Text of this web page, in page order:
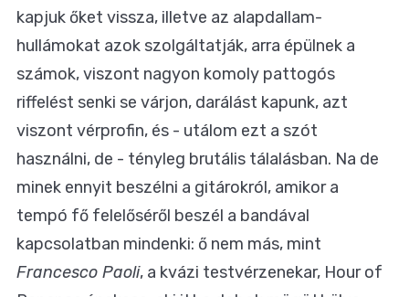
kapjuk őket vissza, illetve az alapdallam-
hullámokat azok szolgáltatják, arra épülnek a
számok, viszont nagyon komoly pattogós
riffelést senki se várjon, darálást kapunk, azt
viszont vérprofin, és - utálom ezt a szót
használni, de - tényleg brutális tálalásban. Na de
minek ennyit beszélni a gitárokról, amikor a
tempó fő felelőséről beszél a bandával
kapcsolatban mindenki: ő nem más, mint
Francesco Paoli, a kvázi testvérzenekar, Hour of